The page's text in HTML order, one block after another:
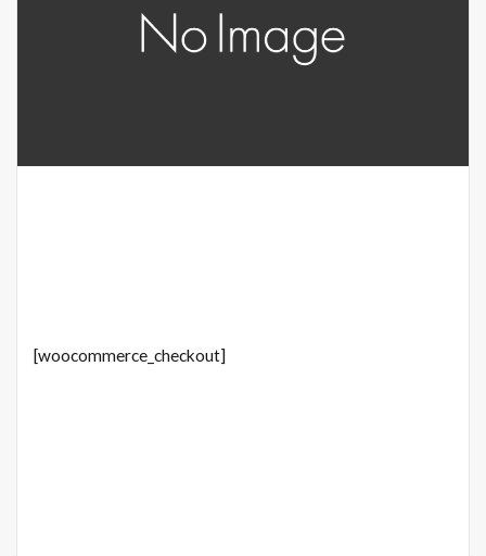
[woocommerce_checkout]